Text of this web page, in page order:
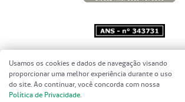
Copyright 2001 - 2026 Unimed do
Brasil - Todos os direitos reservados
Usamos os cookies e dados de navegação visando
proporcionar uma melhor experiência durante o uso
do site. Ao continuar, você concorda com nossa
Política de Privacidade.